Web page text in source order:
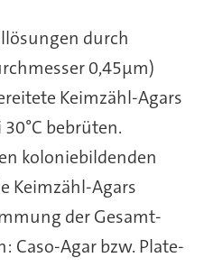
durch
0,45µm)
Keimzähl-Agars
bebrüten.
koloniebildenden
Keimzähl-Agars
der Gesamt-
Caso-Agar bzw. Plate-